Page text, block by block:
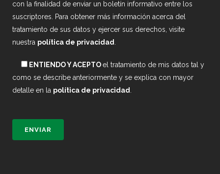
con la finalidad de enviar un boletín informativo entre los
suscriptores. Para obtener más información acerca del
tratamiento de sus datos y ejercer sus derechos, visite
nuestra política de privacidad
ENTIENDO Y ACEPTOel tratamiento de mis datos tal y
como se describe anteriormente y se explica con mayor
detalle en la política de privacidad